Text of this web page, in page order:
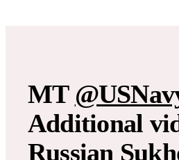
MT
Additional
Russian